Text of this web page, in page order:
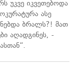
უკვე იკვეთებოდა
ასე
ბრალს?! მათ
აღადგინეს, -